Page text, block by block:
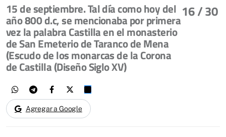
16/ 30
15 de septiembre. Tal día como hoy del
año 800 d.c, se mencionaba por primera
vez la palabra Castilla en el monasterio
de San Emeterio de Taranco de Mena
(Escudo de los monarcas de la Corona
de Castilla (Diseño Siglo XV)
Agregar a Google